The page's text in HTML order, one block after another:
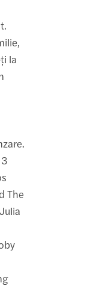
la
The